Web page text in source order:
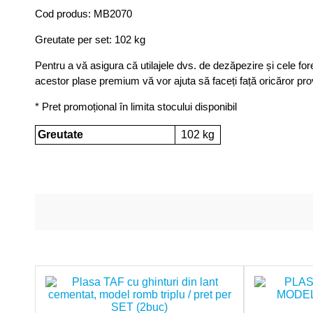
Cod produs: MB2070
Greutate per set: 102 kg
Pentru a vă asigura că utilajele dvs. de dezăpezire și cele
acestor plase premium vă vor ajuta să faceți față oricăror
* Pret promoțional în limita stocului disponibil
Greutate 102 kg